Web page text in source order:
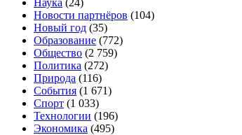
Новости партнёров (104)
Новый год (35)
Образование (772)
Общество (2 759)
Политика (272)
Природа (116)
События (1 671)
Спорт (1 033)
Технологии (196)
Экономика (495)